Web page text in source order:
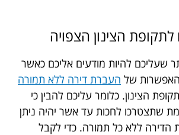
לתקופת הצינון הצפויה
שעליכם להיות מודעים אליכם כאשר
של העברת דירה ללא תמורה
הצינון. כלומר עליכם להבין כי
שתצטרכו לחכות עד אשר יהיה ניתן
הדירה ללא כל תמורה. כדי לקבל